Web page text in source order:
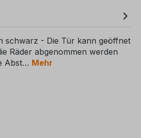
schwarz - Die Tür kann geöffnet
Räder abgenommen werden
Abst Mehr